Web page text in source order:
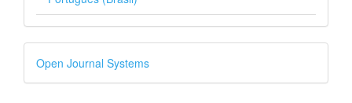
Desenvolvido
por
Open Journal Systems